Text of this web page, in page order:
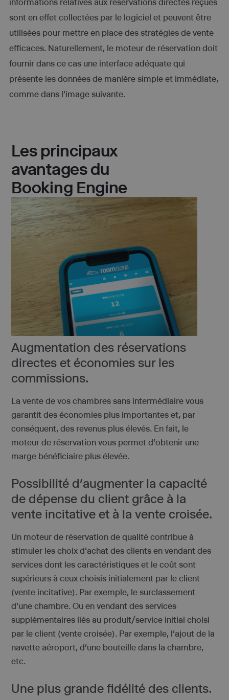
informations relatives aux réservations directes reçues
sont en effet collectées par le logiciel et peuvent être
utilisées pour mettre en place des stratégies de vente
efficaces. Naturellement, le moteur de réservation doit
fournir dans ce cas une interface adéquate qui
présente les données de manière simple et immédiate,
comme dans l’image suivante.
Les principaux
avantages du
Booking Engine
Augmentation des réservations
directes et économies sur les
commissions.
La vente de vos chambres sans intermédiaire vous
garantit des économies plus importantes et, par
conséquent, des revenus plus élevés. En fait, le
moteur de réservation vous permet d’obtenir une
marge bénéficiaire plus élevée.
Possibilité d’augmenter la capacité
de dépense du client grâce à la
vente incitative et à la vente croisée.
Un moteur de réservation de qualité contribue à
stimuler les choix d’achat des clients en vendant des
services dont les caractéristiques et le coût sont
supérieurs à ceux choisis initialement par le client
(vente incitative). Par exemple, le surclassement
d’une chambre. Ou en vendant des services
supplémentaires liés au produit/service initial choisi
par le client (vente croisée). Par exemple, l’ajout de la
navette aéroport, d’une bouteille dans la chambre,
etc.
Une plus grande fidélité des clients.